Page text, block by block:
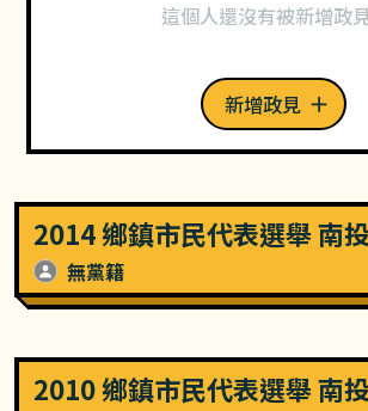
這個人還沒有被新增政
新增政見
2014 鄉鎮市民代表選舉 南
無黨籍
2010 鄉鎮市民代表選舉 南